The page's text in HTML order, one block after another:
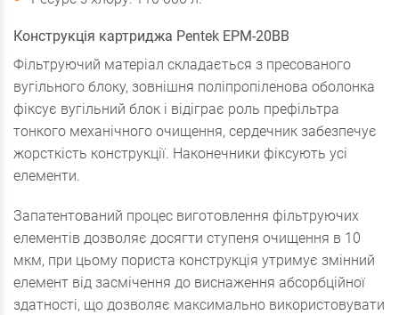
Конструкція картриджа Pentek EPM-20BB
Фільтруючий матеріал складається з пресованого
вугільного блоку, зовнішня поліпропіленова оболонка
фіксує вугільний блок і відіграє роль префільтра
тонкого механічного очищення, сердечник забезпечує
жорсткість конструкції. Наконечники фіксують усі
елементи.
Запатентований процес виготовлення фільтруючих
елементів дозволяє досягти ступеня очищення в 10
мкм, при цьому пориста конструкція утримує змінний
елемент від засмічення до виснаження абсорбційної
здатності, що дозволяє максимально використовувати